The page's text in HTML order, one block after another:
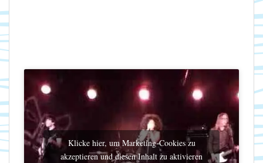
Klicke hier, um Marketing-Cookies zu
akzeptieren und diesen Inhalt zu aktivieren